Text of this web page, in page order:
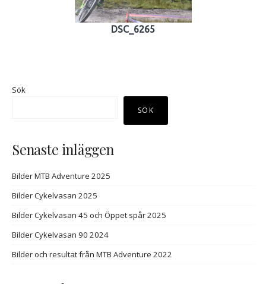
DSC_6265
Sök
SÖK
Senaste inläggen
Bilder MTB Adventure 2025
Bilder Cykelvasan 2025
Bilder Cykelvasan 45 och Öppet spår 2025
Bilder Cykelvasan 90 2024
Bilder och resultat från MTB Adventure 2022